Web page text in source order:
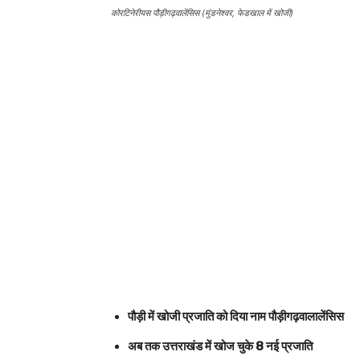
कोरटिनेरीयस पौड़ीगढ़वालेंसिस (मुंडनेश्वर, फेडखाल में खोजी)
पौड़ी में खोजी प्रजाति को दिया नाम पौड़ीगढ़वालालेंसिस
अब तक उत्तराखंड में खोज चुके 8 नई प्रजाति